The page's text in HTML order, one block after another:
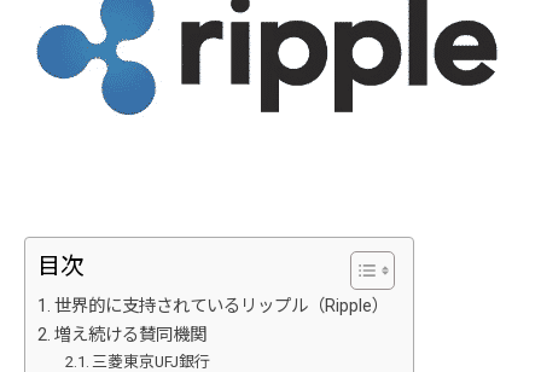
目次
世界的に支持されているリップル（Ripple）
増え続ける賛同機関
三菱東京UFJ銀行